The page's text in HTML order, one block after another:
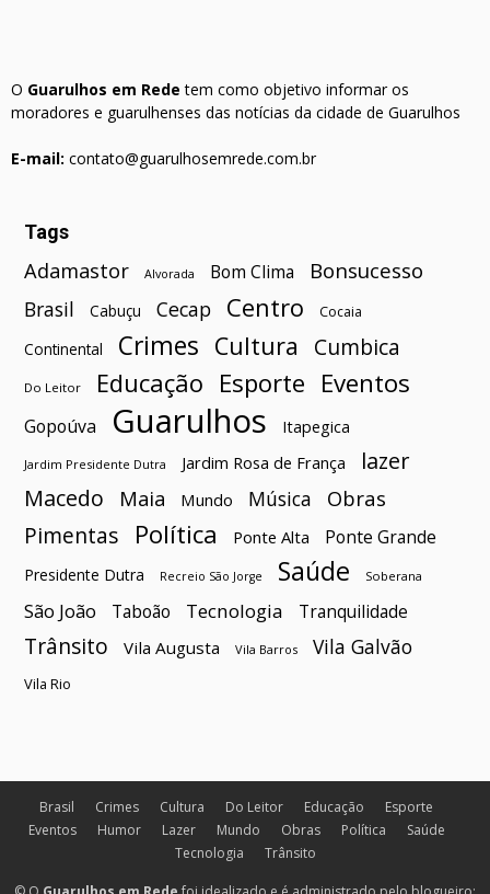
O Guarulhos em Rede tem como objetivo informar os
moradores e guarulhenses das notícias da cidade de Guarulhos
E-mail: contato@guarulhosemrede.com.br
Tags
Adamastor Alvorada Bom Clima Bonsucesso
Brasil Cabuçu Cecap Centro Cocaia
Continental Crimes Cultura Cumbica
Do Leitor Educação Esporte Eventos
Gopoúva Guarulhos Itapegica
Jardim Presidente Dutra Jardim Rosa de França
lazer
Macedo
Maia Mundo Música Obras
Pimentas Política Ponte Alta Ponte Grande
Presidente Dutra Recreio São Jorge Saúde Soberana
São João Taboão Tecnologia Tranquilidade
Trânsito Vila Augusta Vila Barros Vila Galvão
Vila Rio
Brasil Crimes Cultura Do Leitor Educação
Esporte
Eventos
Humor Lazer Mundo Obras Política
Saúde
Tecnologia
Trânsito